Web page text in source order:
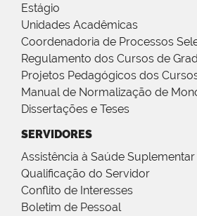
Estágio
Unidades Acadêmicas
Coordenadoria de Processos
Regulamento dos Cursos de
Projetos Pedagógicos dos
Manual de Normalização de
Dissertações e Teses
SERVIDORES
Assistência à Saúde Suplementar
Qualificação do Servidor
Conflito de Interesses
Boletim de Pessoal